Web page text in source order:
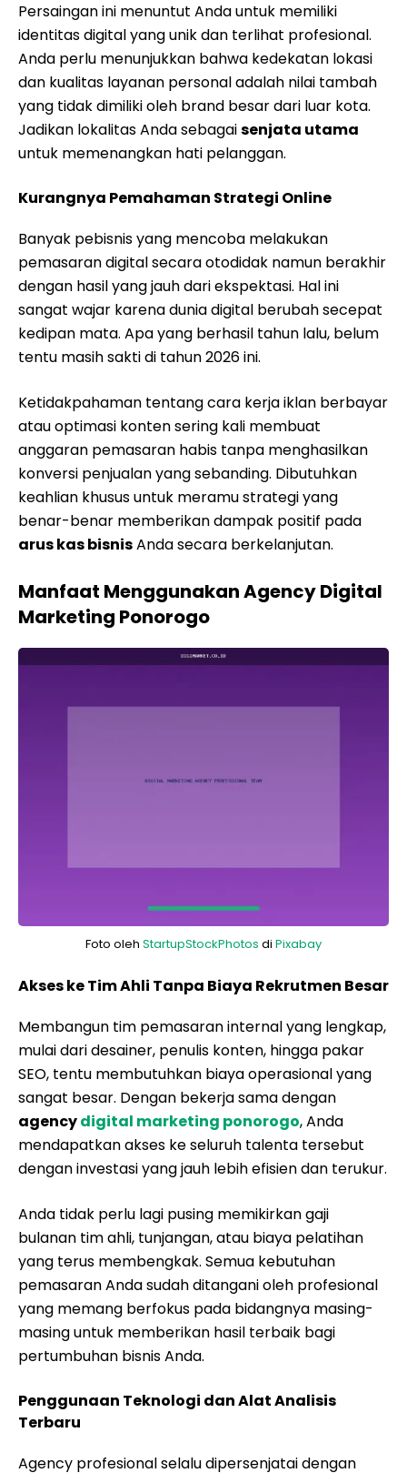
Persaingan ini menuntut Anda untuk memiliki
identitas digital yang unik dan terlihat profesional.
Anda perlu menunjukkan bahwa kedekatan lokasi
dan kualitas layanan personal adalah nilai tambah
yang tidak dimiliki oleh brand besar dari luar kota.
Jadikan lokalitas Anda sebagaisenjata utama
untuk memenangkan hati pelanggan.
Kurangnya Pemahaman Strategi Online
Banyak pebisnis yang mencoba melakukan
pemasaran digital secara otodidak namun berakhir
dengan hasil yang jauh dari ekspektasi. Hal ini
sangat wajar karena dunia digital berubah secepat
kedipan mata. Apa yang berhasil tahun lalu, belum
tentu masih sakti di tahun 2026 ini.
Ketidakpahaman tentang cara kerja iklan berbayar
atau optimasi konten sering kali membuat
anggaran pemasaran habis tanpa menghasilkan
konversi penjualan yang sebanding. Dibutuhkan
keahlian khusus untuk meramu strategi yang
benar-benar memberikan dampak positif pada
arus kas bisnisAnda secara berkelanjutan.
Manfaat Menggunakan Agency Digital
Marketing Ponorogo
Foto oleh StartupStockPhotos di Pixabay
Akses ke Tim Ahli Tanpa Biaya Rekrutmen Besar
Membangun tim pemasaran internal yang lengkap,
mulai dari desainer, penulis konten, hingga pakar
SEO, tentu membutuhkan biaya operasional yang
sangat besar. Dengan bekerja sama dengan
agencydigital marketing ponorogo, Anda
mendapatkan akses ke seluruh talenta tersebut
dengan investasi yang jauh lebih efisien dan terukur.
Anda tidak perlu lagi pusing memikirkan gaji
bulanan tim ahli, tunjangan, atau biaya pelatihan
yang terus membengkak. Semua kebutuhan
pemasaran Anda sudah ditangani oleh profesional
yang memang berfokus pada bidangnya masing-
masing untuk memberikan hasil terbaik bagi
pertumbuhan bisnis Anda.
Penggunaan Teknologi dan Alat Analisis
Terbaru
Agency profesional selalu dipersenjatai dengan